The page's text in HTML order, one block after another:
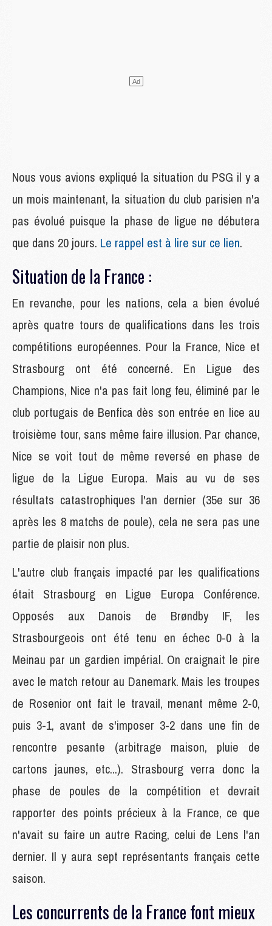
Nous vous avions expliqué la situation du PSG il y a
un mois maintenant, la situation du club parisien n'a
pas évolué puisque la phase de ligue ne débutera
que dans 20 jours. Le rappel est à lire sur ce lien.
Situation de la France :
En revanche, pour les nations, cela a bien évolué
après quatre tours de qualifications dans les trois
compétitions européennes. Pour la France, Nice et
Strasbourg ont été concerné. En Ligue des
Champions, Nice n'a pas fait long feu, éliminé par le
club portugais de Benfica dès son entrée en lice au
troisième tour, sans même faire illusion. Par chance,
Nice se voit tout de même reversé en phase de
ligue de la Ligue Europa. Mais au vu de ses
résultats catastrophiques l'an dernier (35e sur 36
après les 8 matchs de poule), cela ne sera pas une
partie de plaisir non plus.
L'autre club français impacté par les qualifications
était Strasbourg en Ligue Europa Conférence.
Opposés aux Danois de BrøndbyIF, les
Strasbourgeois ont été tenu en échec 0-0 à la
Meinau par un gardien impérial. On craignait le pire
avec le match retour au Danemark. Mais les troupes
de Rosenior ont fait le travail, menant même 2-0,
puis 3-1, avant de s'imposer 3-2 dans une fin de
rencontre pesante (arbitrage maison, pluie de
cartons jaunes, etc...). Strasbourg verra donc la
phase de poules de la compétition et devrait
rapporter des points précieux à la France, ce que
n'avait su faire un autre Racing, celui de Lens l'an
dernier. Il y aura sept représentants français cette
saison.
Les concurrents de la France font mieux